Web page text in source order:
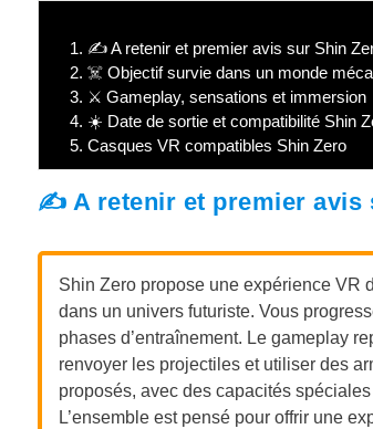
1. ✍️ A retenir et premier avis sur Shin
2. ☠️ Objectif survie dans un monde
3. ⚔️ Gameplay, sensations et immersion
4. ☀️ Date de sortie et compatibilité Shin
5. Casques VR compatibles Shin Zero
✍️ A retenir et premier avis
Shin Zero propose une expérience VR
dans un univers futuriste. Vous
phases d’entraînement. Le gameplay
renvoyer les projectiles et utiliser des
proposés, avec des capacités
L’ensemble est pensé pour offrir une